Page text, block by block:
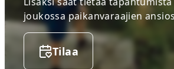
joukossa paikanvaraajien
Tilaa